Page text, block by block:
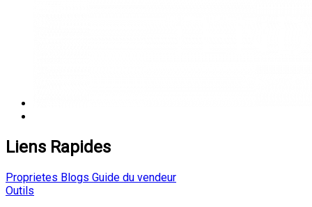
Liens Rapides
Proprietes Blogs Guide du vendeur
Outils